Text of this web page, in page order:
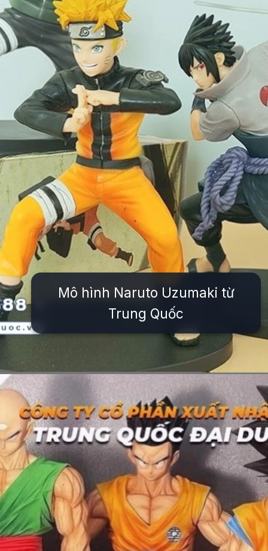
Mô hình Naruto Uzumaki từ
Trung Quốc
Đang mở